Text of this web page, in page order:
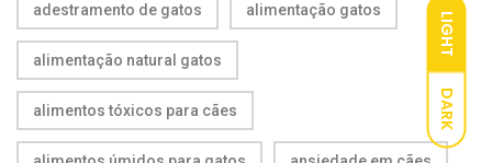
LIGHT
DARK
adestramento de gatos alimentação gatos
alimentação natural gatos
alimentos tóxicos para cães